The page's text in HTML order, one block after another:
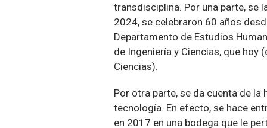
transdisciplina. Por una parte, se
2024, se celebraron 60 años
Departamento de Estudios
de Ingeniería y Ciencias, que hoy
Ciencias).
Por otra parte, se da cuenta de
tecnología. En efecto, se hace
en 2017 en una bodega que le